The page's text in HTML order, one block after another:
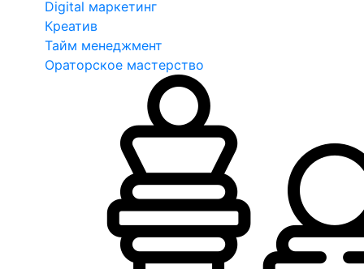
Digital маркетинг
Креатив
Тайм менеджмент
Ораторское мастерство